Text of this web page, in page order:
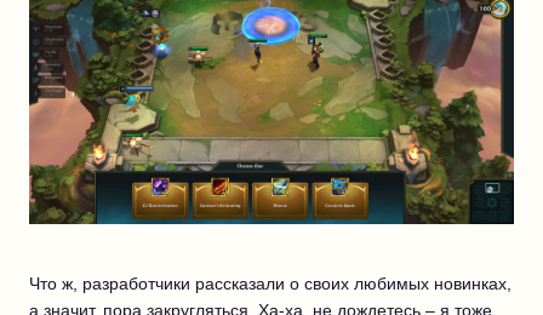
Что ж, разработчики рассказали о своих любимых новинках,
а значит, пора закругляться. Ха-ха, не дождетесь – я тоже